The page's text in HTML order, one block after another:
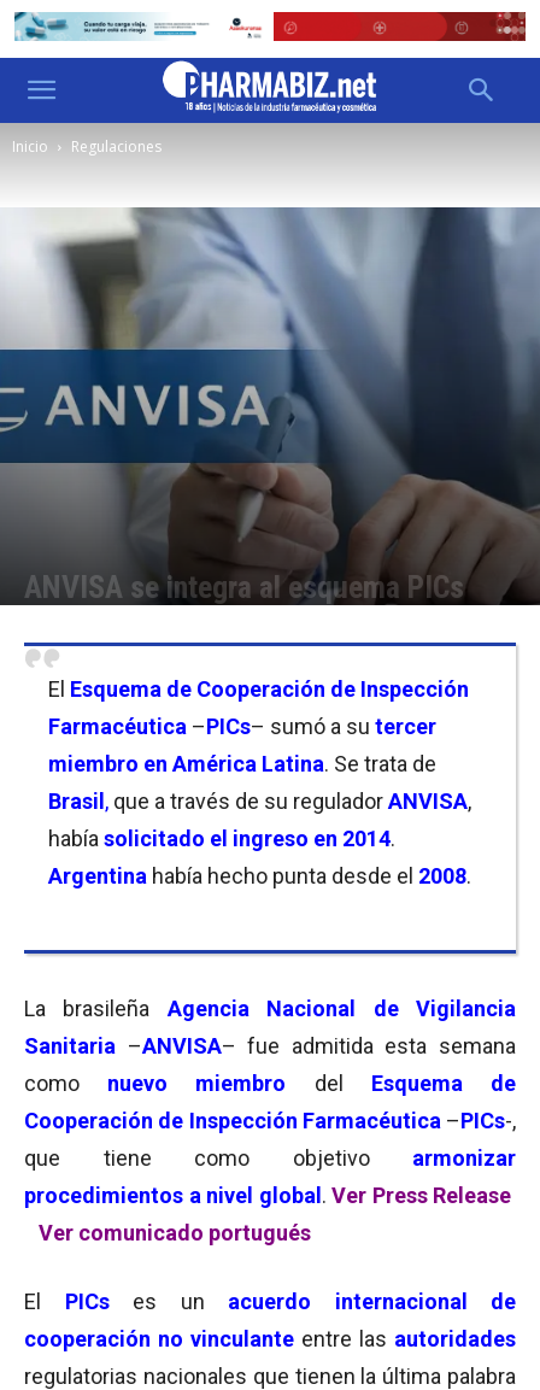
Inicio Regulaciones
ANVISA se integra al esquema PICs
El Esquema de Cooperación de Inspección
Farmacéutica –PICs– sumó a su tercer
miembro en América Latina. Se trata de
Brasil , que a través de su reguladorANVISA,
había solicitado el ingreso en 2014.
Argentina había hecho punta desde el 2008.
La brasileña Agencia Nacional de Vigilancia
Sanitaria –ANVISA– fue admitida esta semana
como nuevo miembro del Esquema de
Cooperación de Inspección Farmacéutica –PICs-,
que tiene como objetivoarmonizar
procedimientos a nivel global . Ver Press Release
Ver comunicado portugués
El PICses un acuerdo internacional de
cooperación no vinculante entre las autoridades
regulatorias nacionales que tienen la última palabra